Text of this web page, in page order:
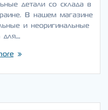
детали со склада в
В нашем магазине
и неоригинальные
для…